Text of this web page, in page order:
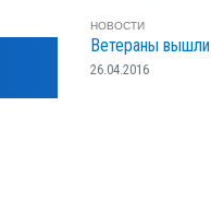
НОВОСТИ
Ветераны
26.04.2016